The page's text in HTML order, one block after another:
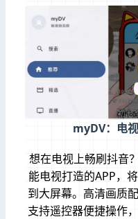
myDV：电
想在电视上畅刷抖音
能电视打造的APP，
到大屏幕。高清画质
支持遥控器便捷操作